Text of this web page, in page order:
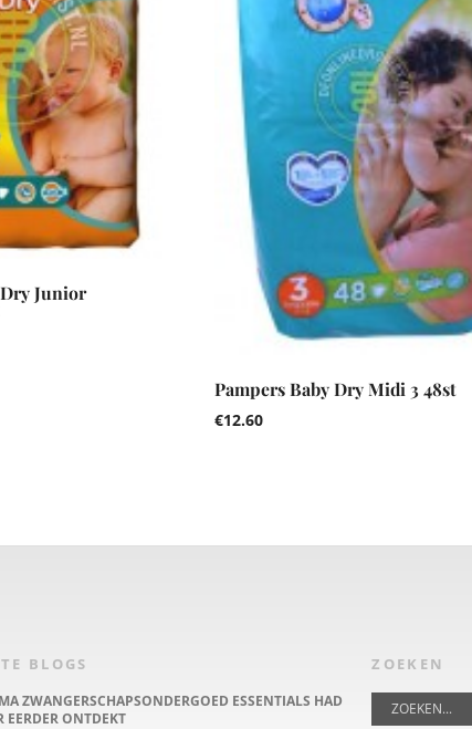
Junior
Pampers Baby Dry Midi 3 48st
€12.60
BLOGS
ZWANGERSCHAPSONDERGOED ESSENTIALS HAD
EERDER ONTDEKT
ZOEKEN